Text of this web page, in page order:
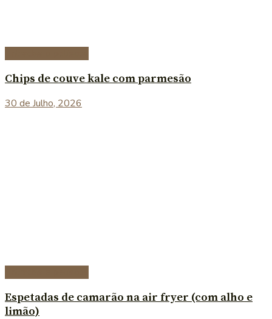
Chips de couve kale com parmesão
30 de Julho, 2026
Espetadas de camarão na air fryer (com alho e
limão)